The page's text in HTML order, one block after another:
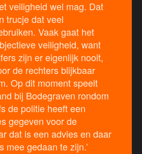
veiligheid wel mag. Dat
trucje dat veel
Vaak gaat het
veiligheid, want
zijn er eigenlijk nooit,
de rechters blijkbaar
Op dit moment speelt
bij Bodegraven rondom
de politie heeft een
gegeven voor de
dat is een advies en daar
mee gedaan te zijn.’